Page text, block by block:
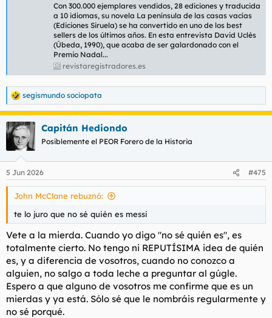
Con 300.000 ejemplares vendidos, 28 ediciones y traducida
a 10 idiomas, su novela La península de las casas vacías
(Ediciones Siruela) se ha convertido en uno de los best
sellers de los últimos años. En esta entrevista David Uclés
(Úbeda, 1990), que acaba de ser galardonado con el
Premio Nadal...
revistaregistradores.es
R
e
a
c
c
e
s
segismundo sociopata
Capitán Hediondo
Posiblemente el PEOR Forero de la Historia
5 Jun 2026 #475
John McClane rebuznó:
te lo juro que no sé quién es messi
Vete a la mierda. Cuando yo digo "no sé quién es", es
totalmente cierto. No tengo ni REPUTÍSIMA idea de quién
es, y a diferencia de vosotros, cuando no conozco a
alguien, no salgo a toda leche a preguntar al gúgle.
Espero a que alguno de vosotros me confirme que es un
mierdas y ya está. Sólo sé que le nombráis regularmente y
no sé porqué.